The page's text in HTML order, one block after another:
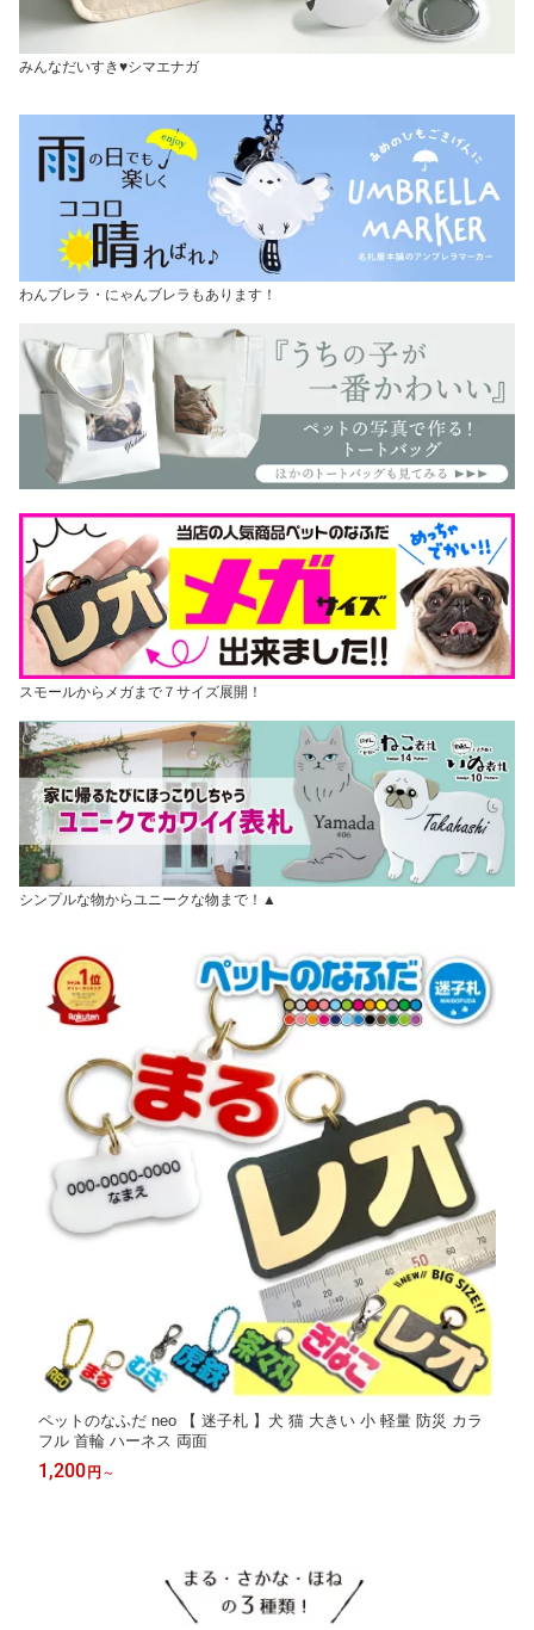
みんなだいすき♥シマエナガ
わんブレラ・にゃんブレラもあります！
スモールからメガまで７サイズ展開！
シンプルな物からユニークな物まで！▲
ペットのなふだ neo 【 迷子札 】犬 猫 大きい 小 軽量 防災 カラ
フル 首輪 ハーネス 両面
1,200 円 ～